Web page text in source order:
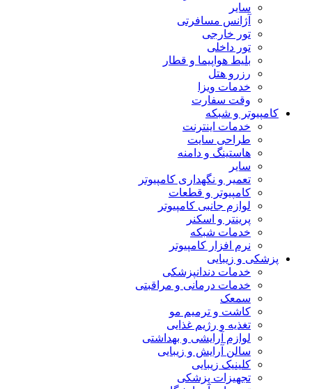
سایر
آژانس مسافرتی
تور خارجی
تور داخلی
بلیط هواپیما و قطار
رزرو هتل
خدمات ویزا
وقت سفارت
کامپیوتر و شبکه
خدمات اینترنت
طراحی سایت
هاستینگ و دامنه
سایر
تعمیر و نگهداری کامپیوتر
کامپیوتر و قطعات
لوازم جانبی کامپیوتر
پرینتر و اسکنر
خدمات شبکه
نرم افزار کامپیوتر
پزشکی و زیبایی
خدمات دندانپزشکی
خدمات درمانی و مراقبتی
سمعک
کاشت و ترمیم مو
تغذیه و رژیم غذایی
لوازم آرایشی و بهداشتی
سالن آرایش و زیبایی
کلینیک زیبایی
تجهیزات پزشکی